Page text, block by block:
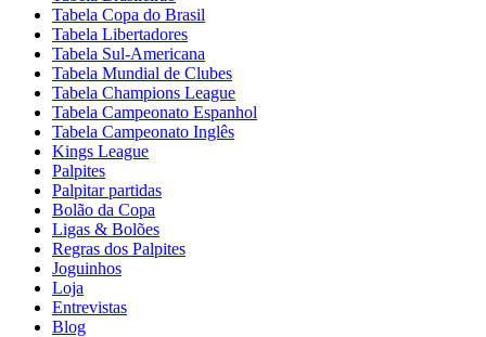
Tabela Copa do Brasil
Tabela Libertadores
Tabela Sul-Americana
Tabela Mundial de Clubes
Tabela Champions League
Tabela Campeonato Espanhol
Tabela Campeonato Inglês
Kings League
Palpites
Palpitar partidas
Bolão da Copa
Ligas & Bolões
Regras dos Palpites
Joguinhos
Loja
Entrevistas
Blog